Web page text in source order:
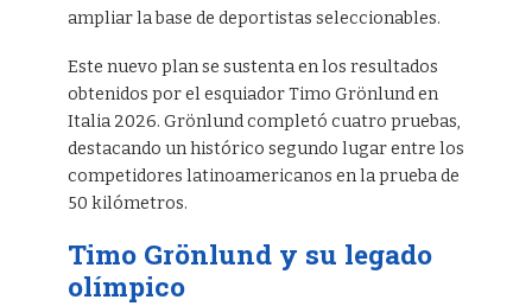
ampliar la base de deportistas seleccionables.
Este nuevo plan se sustenta en los resultados
obtenidos por el esquiador Timo Grönlund en
Italia 2026. Grönlund completó cuatro pruebas,
destacando un histórico segundo lugar entre los
competidores latinoamericanos en la prueba de
50 kilómetros.
Timo Grönlund y su legado
olímpico